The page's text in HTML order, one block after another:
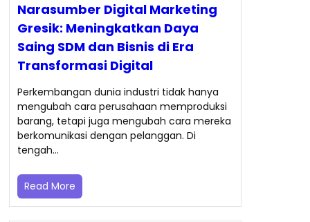
Narasumber Digital Marketing
Gresik: Meningkatkan Daya
Saing SDM dan Bisnis di Era
Transformasi Digital
Perkembangan dunia industri tidak hanya
mengubah cara perusahaan memproduksi
barang, tetapi juga mengubah cara mereka
berkomunikasi dengan pelanggan. Di
tengah…
Read More